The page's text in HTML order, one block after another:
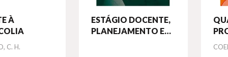
À
C. H.
ESTÁGIO DOCENTE,
PLANEJAMENTO E